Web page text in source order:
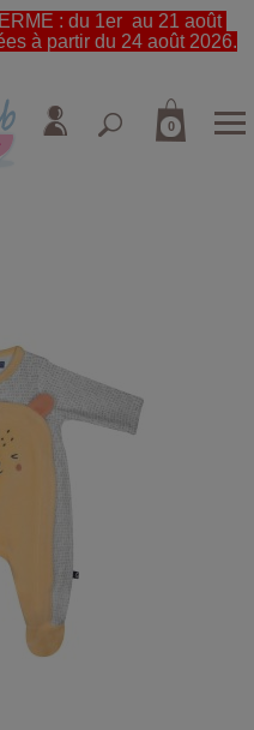
: du 1er au 21 août
à partir du 24 août 2026.
0